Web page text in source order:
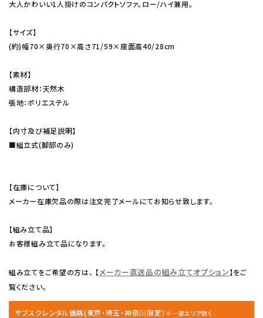
大人かわいい1人掛けのコンパクトソファ。ロー/ハイ兼用。
【サイズ】
(約)幅70×奥行70×高さ71/59×座面高40/28cm
【素材】
構造部材：天然木
張地：ポリエステル
【内寸及び補足説明】
■組立式(脚部のみ)
【在庫について】
メーカー在庫欠品の際は注文完了メールにてお知らせ致します。
【組み立て品】
お客様組み立て品になります。
組み立てをご希望の方は、 【メーカー直送品の組み立てオプション】をご
覧ください。
サブスクレンタル価格(東京・埼玉・神奈川限定） ※一部エリア除く